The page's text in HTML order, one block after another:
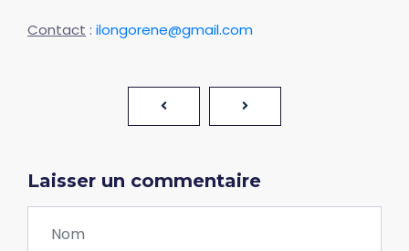
Contact : ilongorene@gmail.com
Laisser un commentaire